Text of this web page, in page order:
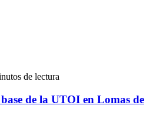
de lectura
de la UTOI en Lomas de